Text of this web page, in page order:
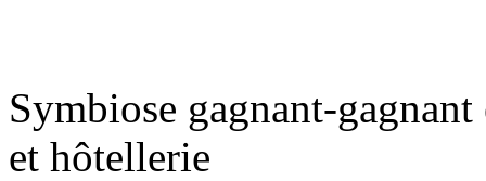
Symbiose gagnant-
et hôtellerie